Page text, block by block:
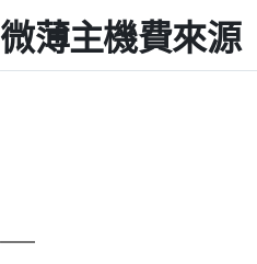
微薄主機費來源